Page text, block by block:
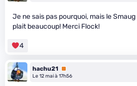
Je ne sais pas pourquoi, mais le
plait beaucoup! Merci Flock!
4
hachu21 Premium
Le 12 mai à 17h56